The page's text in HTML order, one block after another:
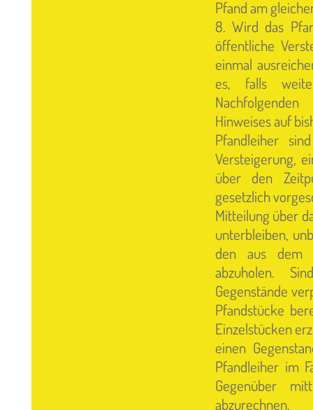
Pfand am
8. Wird das
öffentliche
einmal
es, falls
Hinweises auf
Pfandleiher
Versteigerung,
über den
gesetzlich
Mitteilung über
unterbleiben,
den aus dem
abzuholen.
Gegenstände
Pfandstücke
Einzelstücken
einen
Pfandleiher im
Gegenüber
abzurechnen.